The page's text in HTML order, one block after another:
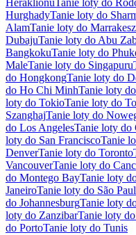
HeraklionuTanie loty do
HurghadyTanie loty do
AlamTanie loty do
DubajuTanie loty do Abu
BangkokuTanie loty do
MaleTanie loty do Singapuru
do HongkongTanie loty do
do Ho Chi MinhTanie loty
loty do TokioTanie loty do
SzanghajTanie loty do
do Los AngelesTanie loty do
loty do San FranciscoTanie
DenverTanie loty do Toronto
VancouverTanie loty do
do Montego BayTanie loty
JaneiroTanie loty do São
do JohannesburgTanie loty
loty do ZanzibarTanie loty
do PortoTanie loty do Tunis